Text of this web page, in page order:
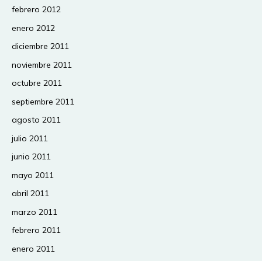
febrero 2012
enero 2012
diciembre 2011
noviembre 2011
octubre 2011
septiembre 2011
agosto 2011
julio 2011
junio 2011
mayo 2011
abril 2011
marzo 2011
febrero 2011
enero 2011